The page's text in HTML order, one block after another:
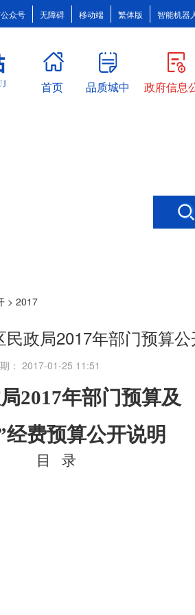
众号 无障碍 移动端 繁体版 智能机器
首页 品质城中 政府信息
> 2017
民政局2017年部门预算
： 2017-01-25 11:51
2017年部门预算及
经费预算公开说明
目 录